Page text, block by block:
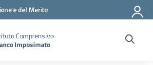
e del Merito
Comprensivo
Imposimato